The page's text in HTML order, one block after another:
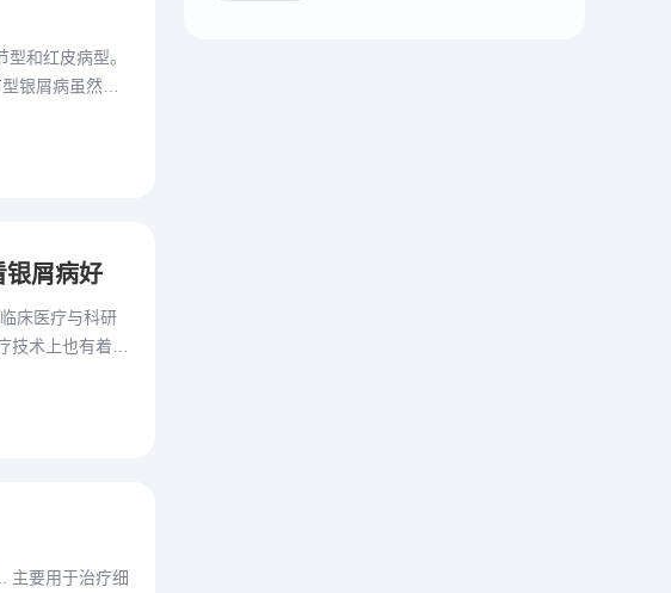
和红皮病型。
银屑病虽然可
银屑病好
床医疗与科研
术上也有着深
主要用于治疗细